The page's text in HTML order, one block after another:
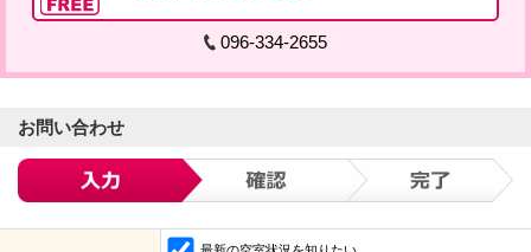
096-334-2655
お問い合わせ